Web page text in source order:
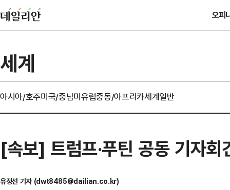
오피
세계
아시아/호주미국/중남미유럽중동/아프리카세계일반
[속보] 트럼프·푸틴 공동 기자
유정선 기자 (dwt8485@dailian.co.kr)